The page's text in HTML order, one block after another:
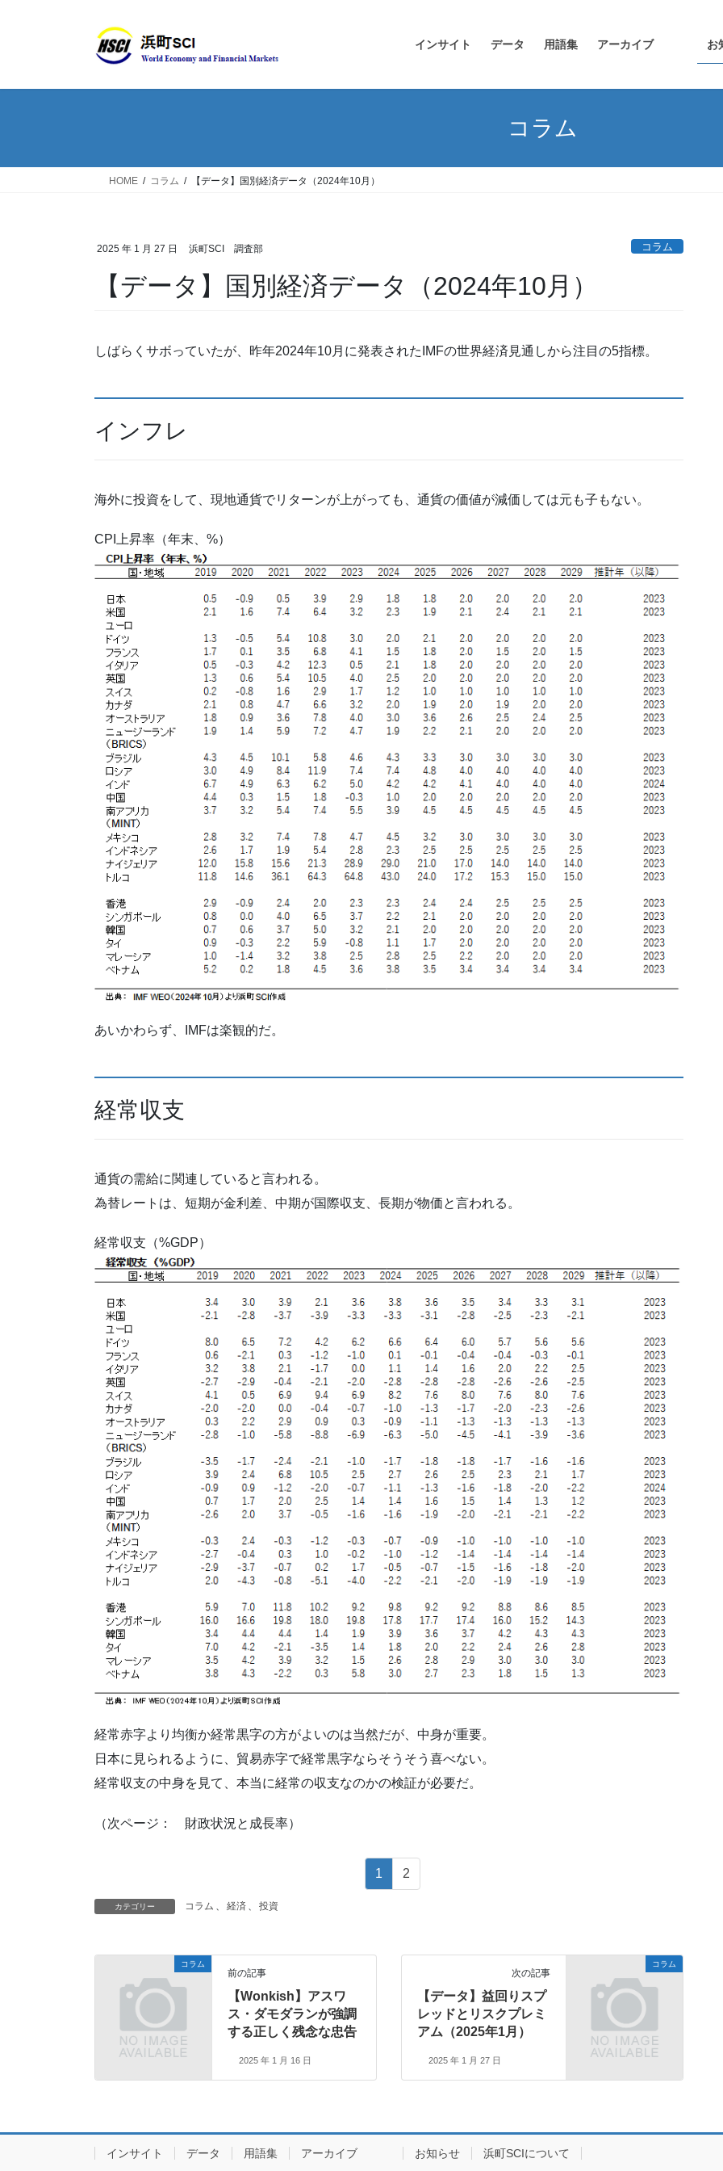
インサイト データ 用語集 アーカイブ お
コラム
HOME コラム 【データ】国別経済データ（2024年10月）
2025 年 1 月 27 日 浜町SCI 調査部 コラム
【データ】国別経済データ（2024年10月）
しばらくサボっていたが、昨年2024年10月に発表されたIMFの世界経済見通しから注目の5指標。
インフレ
海外に投資をして、現地通貨でリターンが上がっても、通貨の価値が減価しては元も子もない。
CPI上昇率（年末、%）
あいかわらず、IMFは楽観的だ。
経常収支
通貨の需給に関連していると言われる。
為替レートは、短期が金利差、中期が国際収支、長期が物価と言われる。
経常収支（%GDP）
経常赤字より均衡か経常黒字の方がよいのは当然だが、中身が重要。
日本に見られるように、貿易赤字で経常黒字ならそうそう喜べない。
経常収支の中身を見て、本当に経常の収支なのかの検証が必要だ。
（次ページ： 財政状況と成長率）
1 2
カテゴリー コラム 、 経済 、 投資
コラム
前の記事
【Wonkish】アスワ
ス・ダモダランが強調
する正しく残念な忠告
2025 年 1 月 16 日
コラム
次の記事
【データ】益回りスプ
レッドとリスクプレミ
アム（2025年1月）
2025 年 1 月 27 日
インサイト データ 用語集 アーカイブ お知らせ 浜町SCIについて